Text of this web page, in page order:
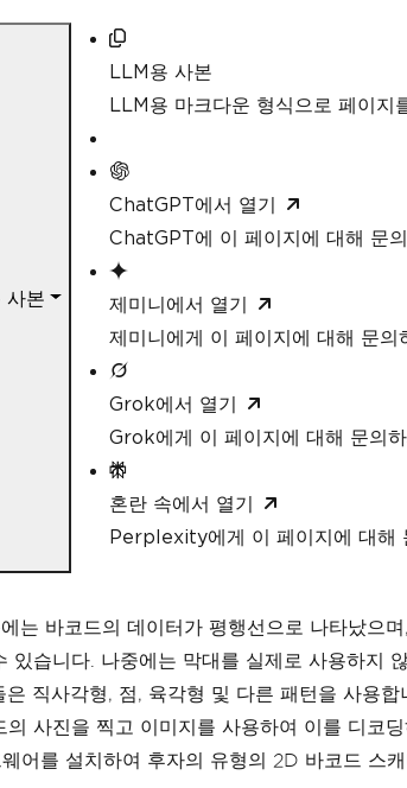
all barcode formats are scanned for
multiple threads to read barcodes from
true ,
threads for parallelized barcode
is 4
= ,
of each image frame in which to scan
parts of the image
Rectangle(),
setting for Code39 barcodes
barcode is detected, try to read
=
true
= BarcodeReader.Read( "barcode.png",
= BarcodeWriter.CreateBarcode("12345",
a barcode, we may choose to resize
사본
LLM용 사본
LLM용 마크다운 형식으로 페이지
ChatGPT에서 열기
ChatGPT에 이 페이지에 대해 문
제미니에서 열기
제미니에게 이 페이지에 대해 문의
Grok에서 열기
Grok에게 이 페이지에 대해 문의
혼란 속에서 열기
Perplexity에게 이 페이지에 대해
바코드의 데이터가 평행선으로 나타났으
습니다. 나중에는 막대를 실제로 사용하지
직사각형, 점, 육각형 및 다른 패턴을 사용
사진을 찍고 이미지를 사용하여 이를 디코
어를 설치하여 후자의 유형의 2D 바코드 스